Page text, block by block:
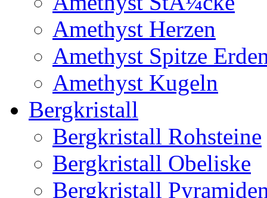
Amethyst Herzen
Amethyst Spitze
Amethyst Kugeln
Bergkristall
Bergkristall Rohsteine
Bergkristall Obeliske
Bergkristall